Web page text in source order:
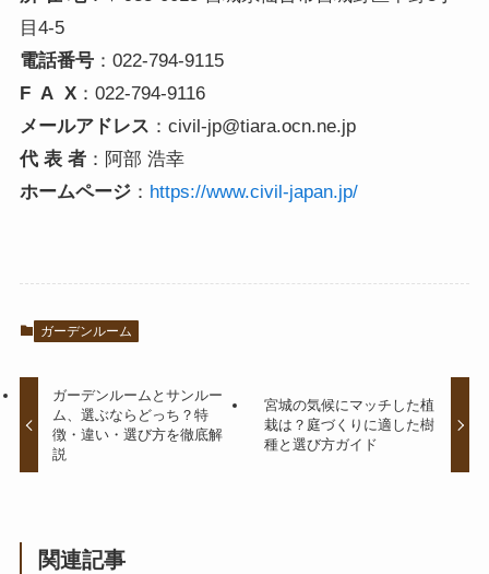
目4-5
電話番号：022-794-9115
F A X：022-794-9116
メールアドレス ：civil-jp@tiara.ocn.ne.jp
代 表 者：阿部 浩幸
ホームページ： https://www.civil-japan.jp/
ガーデンルーム
ガーデンルームとサンルー
ム、選ぶならどっち？特
徴・違い・選び方を徹底解
説
宮城の気候にマッチした植
栽は？庭づくりに適した樹
種と選び方ガイド
関連記事